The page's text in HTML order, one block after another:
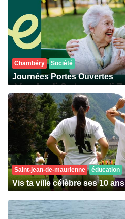
Chambéry Société
Journées Portes Ouvertes
Saint-jean-de-maurienne éducation
Vis ta ville célèbre ses 10 ans